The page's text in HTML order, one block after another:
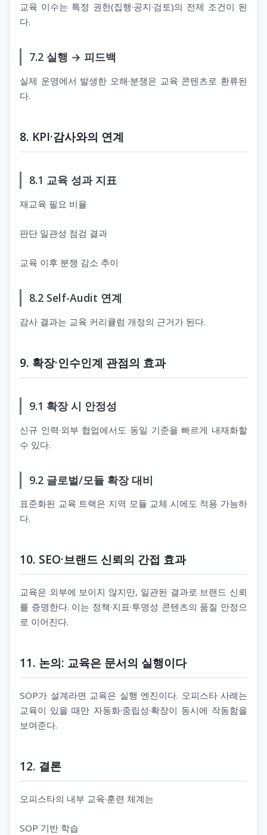
교육 이수는 특정 권한(집행·공지·검토)의 전제 조건이 된
다.
7.2 실행 → 피드백
실제 운영에서 발생한 오해·분쟁은 교육 콘텐츠로 환류된
다.
8. KPI·감사와의 연계
8.1 교육 성과 지표
재교육 필요 비율
판단 일관성 점검 결과
교육 이후 분쟁 감소 추이
8.2 Self-Audit 연계
감사 결과는 교육 커리큘럼 개정의 근거가 된다.
9. 확장·인수인계 관점의 효과
9.1 확장 시 안정성
신규 인력·외부 협업에서도 동일 기준을 빠르게 내재화할
수 있다.
9.2 글로벌/모듈 확장 대비
표준화된 교육 트랙은 지역 모듈 교체 시에도 적용 가능하
다.
10. SEO·브랜드 신뢰의 간접 효과
교육은 외부에 보이지 않지만, 일관된 결과로 브랜드 신뢰
를 증명한다. 이는 정책·지표·투명성 콘텐츠의 품질 안정으
로 이어진다.
11. 논의: 교육은 문서의 실행이다
SOP가 설계라면 교육은 실행 엔진이다. 오피스타 사례는
교육이 있을 때만 자동화·중립성·확장이 동시에 작동함을
보여준다.
12. 결론
오피스타의 내부 교육·훈련 체계는
SOP 기반 학습